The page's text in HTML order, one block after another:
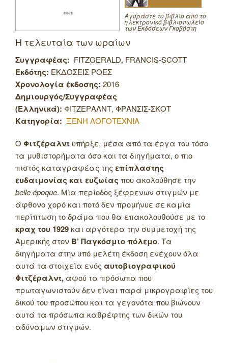
Αγοράστε το βιβλίο από το
ηλεκτρονικό βιβλιοπωλείο
των Εκδόσεων Γκοβόστη
Η τελευταία των ωραίων
Συγγραφέας: FITZGERALD, FRANCIS-SCOTT
Εκδότης: ΕΚΔΟΣΕΙΣ ΡΟΕΣ
Χρονολογία έκδοσης: 2016
Δημιουργός/Συγγραφέας
(Ελληνικά): ΦΙΤΖΕΡΑΛΝΤ, ΦΡΑΝΣΙΣ-ΣΚΟΤ
Κατηγορία: ΞΕΝΗ ΛΟΓΟΤΕΧΝΙΑ
Ο Φιτζέραλντ υπήρξε, μέσα από τα έργα του τόσο
τα μυθιστορήματα όσο και τα διηγήματα, ο πιο
πιστός καταγραφέας της επίπλαστης
ευδαιμονίας και ευζωίας που ακολούθησε την
belle époque. Μία περίοδος ξέφρενων στιγμών με
άφθονο χορό και ποτό δεν προμήνυε σε καμία
περίπτωση το δράμα που θα επακολουθούσε με το
κραχ του 1929και αργότερα την συμμετοχή της
Αμερικής στον Β’ Παγκόσμιο πόλεμο. Τα
διηγήματα στην υπό μελέτη έκδοση ενέχουν όλα
αυτά τα στοιχεία ενός αυτοβιογραφικού
Φιτζέραλντ, αφού τα πρόσωπα που
πρωταγωνιστούν δεν είναι παρά μικρογραφίες του
δικού του προσώπου και τα γεγονότα που βιώνουν
αυτά τα πρόσωπα καθρέφτης των δικών του
αδύναμων στιγμών.